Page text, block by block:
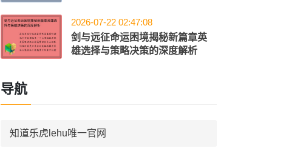
2026-07-22 02:47:08
剑与远征命运困境揭秘新篇章英
雄选择与策略决策的深度解析
导航
知道乐虎lehu唯一官网